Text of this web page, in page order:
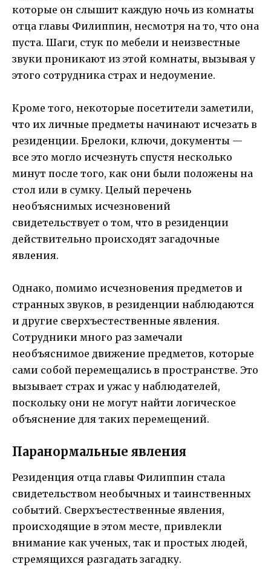
которые он слышит каждую ночь из комнаты
отца главы Филиппин, несмотря на то, что она
пуста. Шаги, стук по мебели и неизвестные
звуки проникают из этой комнаты, вызывая у
этого сотрудника страх и недоумение.
Кроме того, некоторые посетители заметили,
что их личные предметы начинают исчезать в
резиденции. Брелоки, ключи, документы —
все это могло исчезнуть спустя несколько
минут после того, как они были положены на
стол или в сумку. Целый перечень
необъяснимых исчезновений
свидетельствует о том, что в резиденции
действительно происходят загадочные
явления.
Однако, помимо исчезновения предметов и
странных звуков, в резиденции наблюдаются
и другие сверхъестественные явления.
Сотрудники много раз замечали
необъяснимое движение предметов, которые
сами собой перемещались в пространстве. Это
вызывает страх и ужас у наблюдателей,
поскольку они не могут найти логическое
объяснение для таких перемещений.
Паранормальные явления
Резиденция отца главы Филиппин стала
свидетельством необычных и таинственных
событий. Сверхъестественные явления,
происходящие в этом месте, привлекли
внимание как ученых, так и простых людей,
стремящихся разгадать загадку.